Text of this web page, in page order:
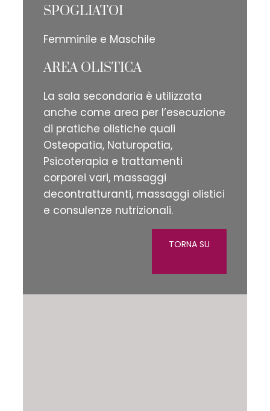
SPOGLIATOI
Femminile e Maschile
AREA OLISTICA
La sala secondaria è utilizzata
anche come area per l’esecuzione
di pratiche olistiche quali
Osteopatia, Naturopatia,
Psicoterapia e trattamenti
corporei vari, massaggi
decontratturanti, massaggi olistici
e consulenze nutrizionali.
TORNA SU